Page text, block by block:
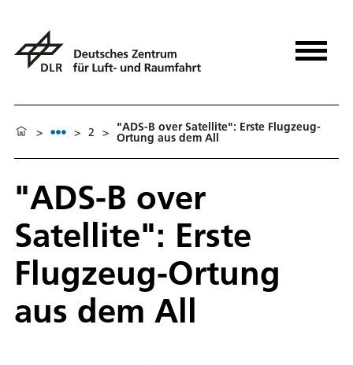
> > 2 > "ADS-B over Satellite": Erste Flugzeug-
Ortung aus dem All
"ADS-B over
Satellite": Erste
Flugzeug-Ortung
aus dem All